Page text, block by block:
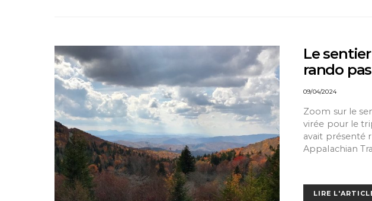
Le
rando
09/04/2024
Zoom sur le
virée pour le
avait présenté
Appalachian
LIRE